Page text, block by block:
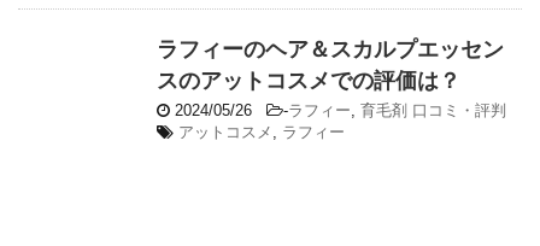
ラフィーのヘア＆スカルプエッセン
スのアットコスメでの評価は？
2024/05/26 -ラフィー, 育毛剤 口コミ・評判
アットコスメ , ラフィー